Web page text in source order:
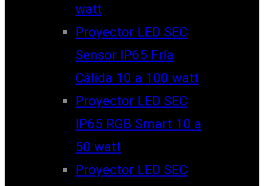
watt
Proyector LED SEC
Sensor IP65 Fría
Cálida 10 a 100 watt
Proyector LED SEC
IP65 RGB Smart 10 a
50 watt
Proyector LED SEC